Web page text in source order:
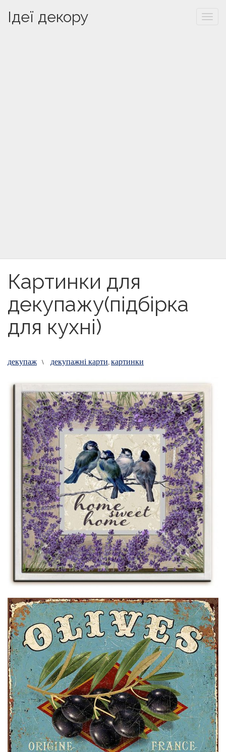
Ідеї декору
Картинки для
декупажу(підбірка
для кухні)
декупаж \ декупажні карти,картинки